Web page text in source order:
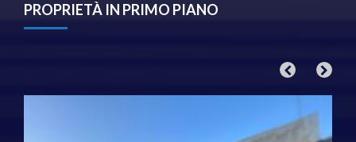
PROPRIETÀ IN PRIMO PIANO